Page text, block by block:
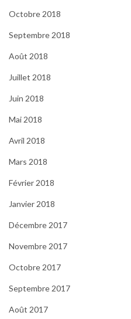
Octobre 2018
Septembre 2018
Août 2018
Juillet 2018
Juin 2018
Mai 2018
Avril 2018
Mars 2018
Février 2018
Janvier 2018
Décembre 2017
Novembre 2017
Octobre 2017
Septembre 2017
Août 2017